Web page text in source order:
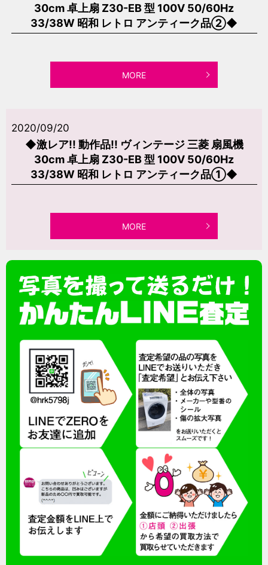
30cm 卓上扇 Z30-EB 型 100V 50/60Hz
33/38W 昭和 レトロ アンティーク品②◆
MORE
2020/09/20
◆激レア!! 動作品!! ヴィンテージ 三菱 扇風機
30cm 卓上扇 Z30-EB 型 100V 50/60Hz
33/38W 昭和 レトロ アンティーク品①◆
MORE